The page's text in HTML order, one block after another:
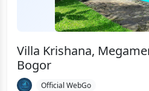
Villa Krishana,
Bogor
Official WebGo